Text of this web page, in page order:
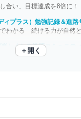
合い、目標達成を8倍に！
プラス）勉強記録＆進路
しくなる学習コミュニティ
＋開く